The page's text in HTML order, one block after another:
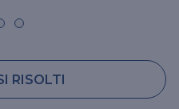
RISOLTI